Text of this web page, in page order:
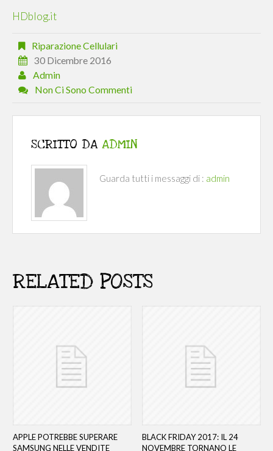
HDblog.it
Riparazione Cellulari
30 Dicembre 2016
Admin
Non Ci Sono Commenti
SCRITTO DA ADMIN
Guarda tutti i messaggi di : admin
RELATED POSTS
APPLE POTREBBE SUPERARE
SAMSUNG NELLE VENDITE
BLACK FRIDAY 2017: IL 24
NOVEMBRE TORNANO LE